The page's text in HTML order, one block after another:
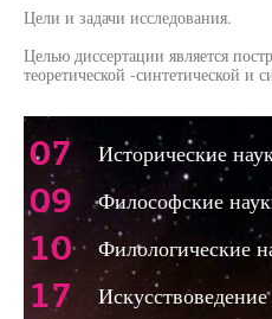
Цели и задачи исследования.
Целью диссертации является
теоретической -синтетической и
07 Исторические
09 Философские
10 Филологические
17 Искусствоведение